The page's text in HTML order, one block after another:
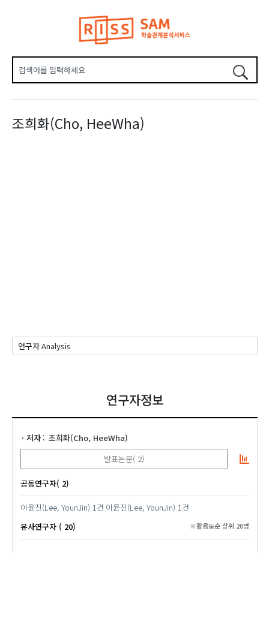
조희화(Cho, HeeWha)
연구자정보
저자
조희화(Cho, HeeWha)
발표논문( 2)
공동연구자( 2)
이윤진(Lee, YounJin) 1건 이윤진(Lee, YounJin) 1건
유사연구자 ( 20)
※활용도순 상위 20명